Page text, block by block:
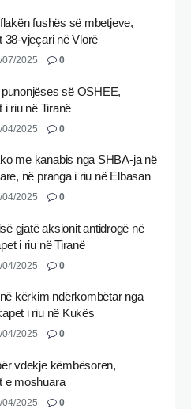
fushës së mbetjeve,
38-vjeçari në Vlorë
2025 0
së OSHEE,
i riu në Tiranë
2025 0
me kanabis nga SHBA-ja në
në pranga i riu në Elbasan
2025 0
gjatë aksionit antidrogë në
i riu në Tiranë
2025 0
kërkim ndërkombëtar nga
i riu në Kukës
2025 0
vdekje këmbësoren,
e moshuara
2025 0